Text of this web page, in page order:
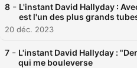
8 - L'instant David Hallyday :
est l'un des plus grands
20 déc. 2023
7 - L'instant David Hallyday :
qui me bouleverse